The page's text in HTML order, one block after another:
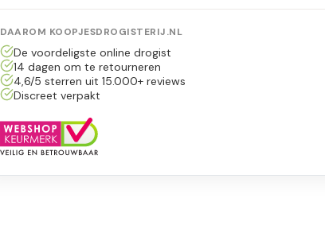
DAAROM KOOPJESDROGISTERIJ.NL
De voordeligste online drogist
14 dagen om te retourneren
4,6/5 sterren uit 15.000+ reviews
Discreet verpakt